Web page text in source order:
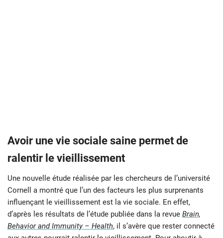
Avoir une vie sociale saine permet de
ralentir le vieillissement
Une nouvelle étude réalisée par les chercheurs de l’université
Cornell a montré que l’un des facteurs les plus surprenants
influençant le vieillissement est la vie sociale. En effet,
d’après les résultats de l’étude publiée dans la revue Brain,
Behavior and Immunity – Health, il s’avère que rester connecté